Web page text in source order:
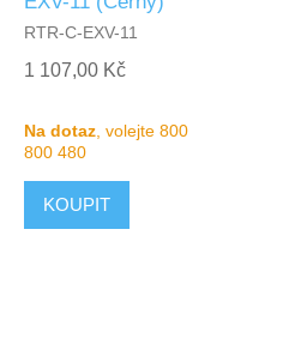
RTR-C-EXV-11
1 107,00 Kč
Na dotaz , volejte 800
800 480